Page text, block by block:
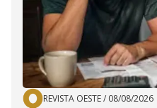
REVISTA OESTE/ 08/08/2026